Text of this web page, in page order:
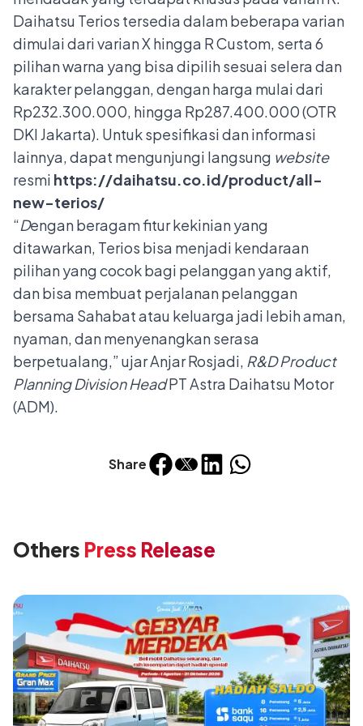
Share
Daihatsu Terios tersedia dalam beberapa varian
dimulai dari varian X hingga R Custom, serta 6
pilihan warna yang bisa dipilih sesuai selera dan
karakter pelanggan, dengan harga mulai dari
Rp232.300.000, hingga Rp287.400.000 (OTR
DKI Jakarta). Untuk spesifikasi dan informasi
lainnya, dapat mengunjungi langsung website
resmi https://daihatsu.co.id/product/all-
new-terios/
“Dengan beragam fitur kekinian yang
ditawarkan, Terios bisa menjadi kendaraan
pilihan yang cocok bagi pelanggan yang aktif,
dan bisa membuat perjalanan pelanggan
bersama Sahabat atau keluarga jadi lebih aman,
nyaman, dan menyenangkan serasa
berpetualang,” ujar Anjar Rosjadi, R&D Product
Planning Division HeadPT Astra Daihatsu Motor
(ADM).
Others Press Release